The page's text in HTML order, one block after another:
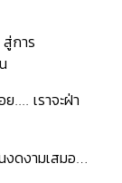
การ
เราจะฝ่า
ดงามเสมอ…